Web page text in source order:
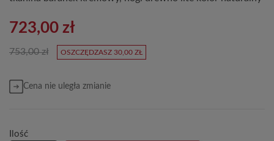
723,00 zł
753,00 zł OSZCZĘDZASZ 30,00 ZŁ
Cena nie uległa zmianie
Ilość